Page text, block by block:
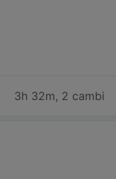
3h 32m, 2 cambi